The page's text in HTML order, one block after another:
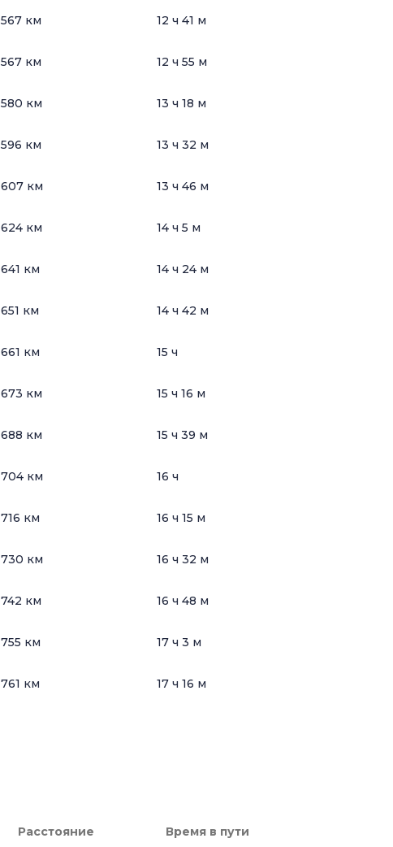
567 км 12 ч 41 м
567 км 12 ч 55 м
580 км 13 ч 18 м
596 км 13 ч 32 м
607 км 13 ч 46 м
624 км 14 ч 5 м
641 км 14 ч 24 м
651 км 14 ч 42 м
661 км 15 ч
673 км 15 ч 16 м
688 км 15 ч 39 м
704 км 16 ч
716 км 16 ч 15 м
730 км 16 ч 32 м
742 км 16 ч 48 м
755 км 17 ч 3 м
761 км 17 ч 16 м
Расстояние Время в пути